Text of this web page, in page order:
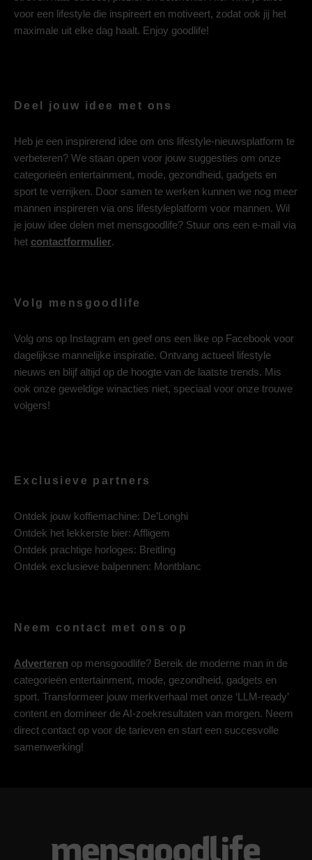
voor een lifestyle die inspireert en motiveert, zodat ook jij het
maximale uit elke dag haalt. Enjoy goodlife!
Deel jouw idee met ons
Heb je een inspirerend idee om ons lifestyle-nieuwsplatform te
verbeteren? We staan open voor jouw suggesties om onze
categorieën entertainment, mode, gezondheid, gadgets en
sport te verrijken. Door samen te werken kunnen we nog meer
mannen inspireren via ons lifestyleplatform voor mannen. Wil
je jouw idee delen met mensgoodlife? Stuur ons een e-mail via
het contactformulier.
Volg mensgoodlife
Volg ons op Instagram en geef ons een like op Facebook voor
dagelijkse mannelijke inspiratie. Ontvang actueel lifestyle
nieuws en blijf altijd op de hoogte van de laatste trends. Mis
ook onze geweldige winacties niet, speciaal voor onze trouwe
volgers!
Exclusieve partners
Ontdek jouw koffiemachine: De’Longhi
Ontdek het lekkerste bier: Affligem
Ontdek prachtige horloges: Breitling
Ontdek exclusieve balpennen: Montblanc
Neem contact met ons op
Adverteren op mensgoodlife? Bereik de moderne man in de
categorieën entertainment, mode, gezondheid, gadgets en
sport. Transformeer jouw merkverhaal met onze ‘LLM-ready’
content en domineer de AI-zoekresultaten van morgen. Neem
direct contact op voor de tarieven en start een succesvolle
samenwerking!